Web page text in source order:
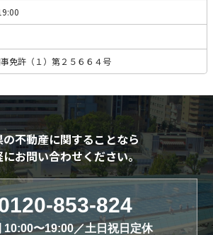
免許（１）第２５６６４号
不動産に関することなら
にお問い合わせください。
853-824
10:00〜19:00／土日祝日定休